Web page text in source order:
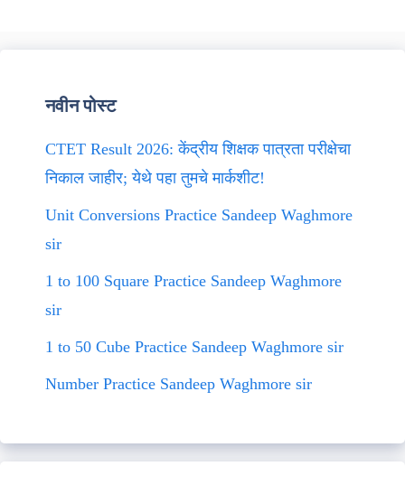
नवीन पोस्ट
CTET Result 2026: केंद्रीय शिक्षक पात्रता परीक्षेचा
निकाल जाहीर; येथे पहा तुमचे मार्कशीट!
Unit Conversions Practice Sandeep Waghmore
sir
1 to 100 Square Practice Sandeep Waghmore
sir
1 to 50 Cube Practice Sandeep Waghmore sir
Number Practice Sandeep Waghmore sir